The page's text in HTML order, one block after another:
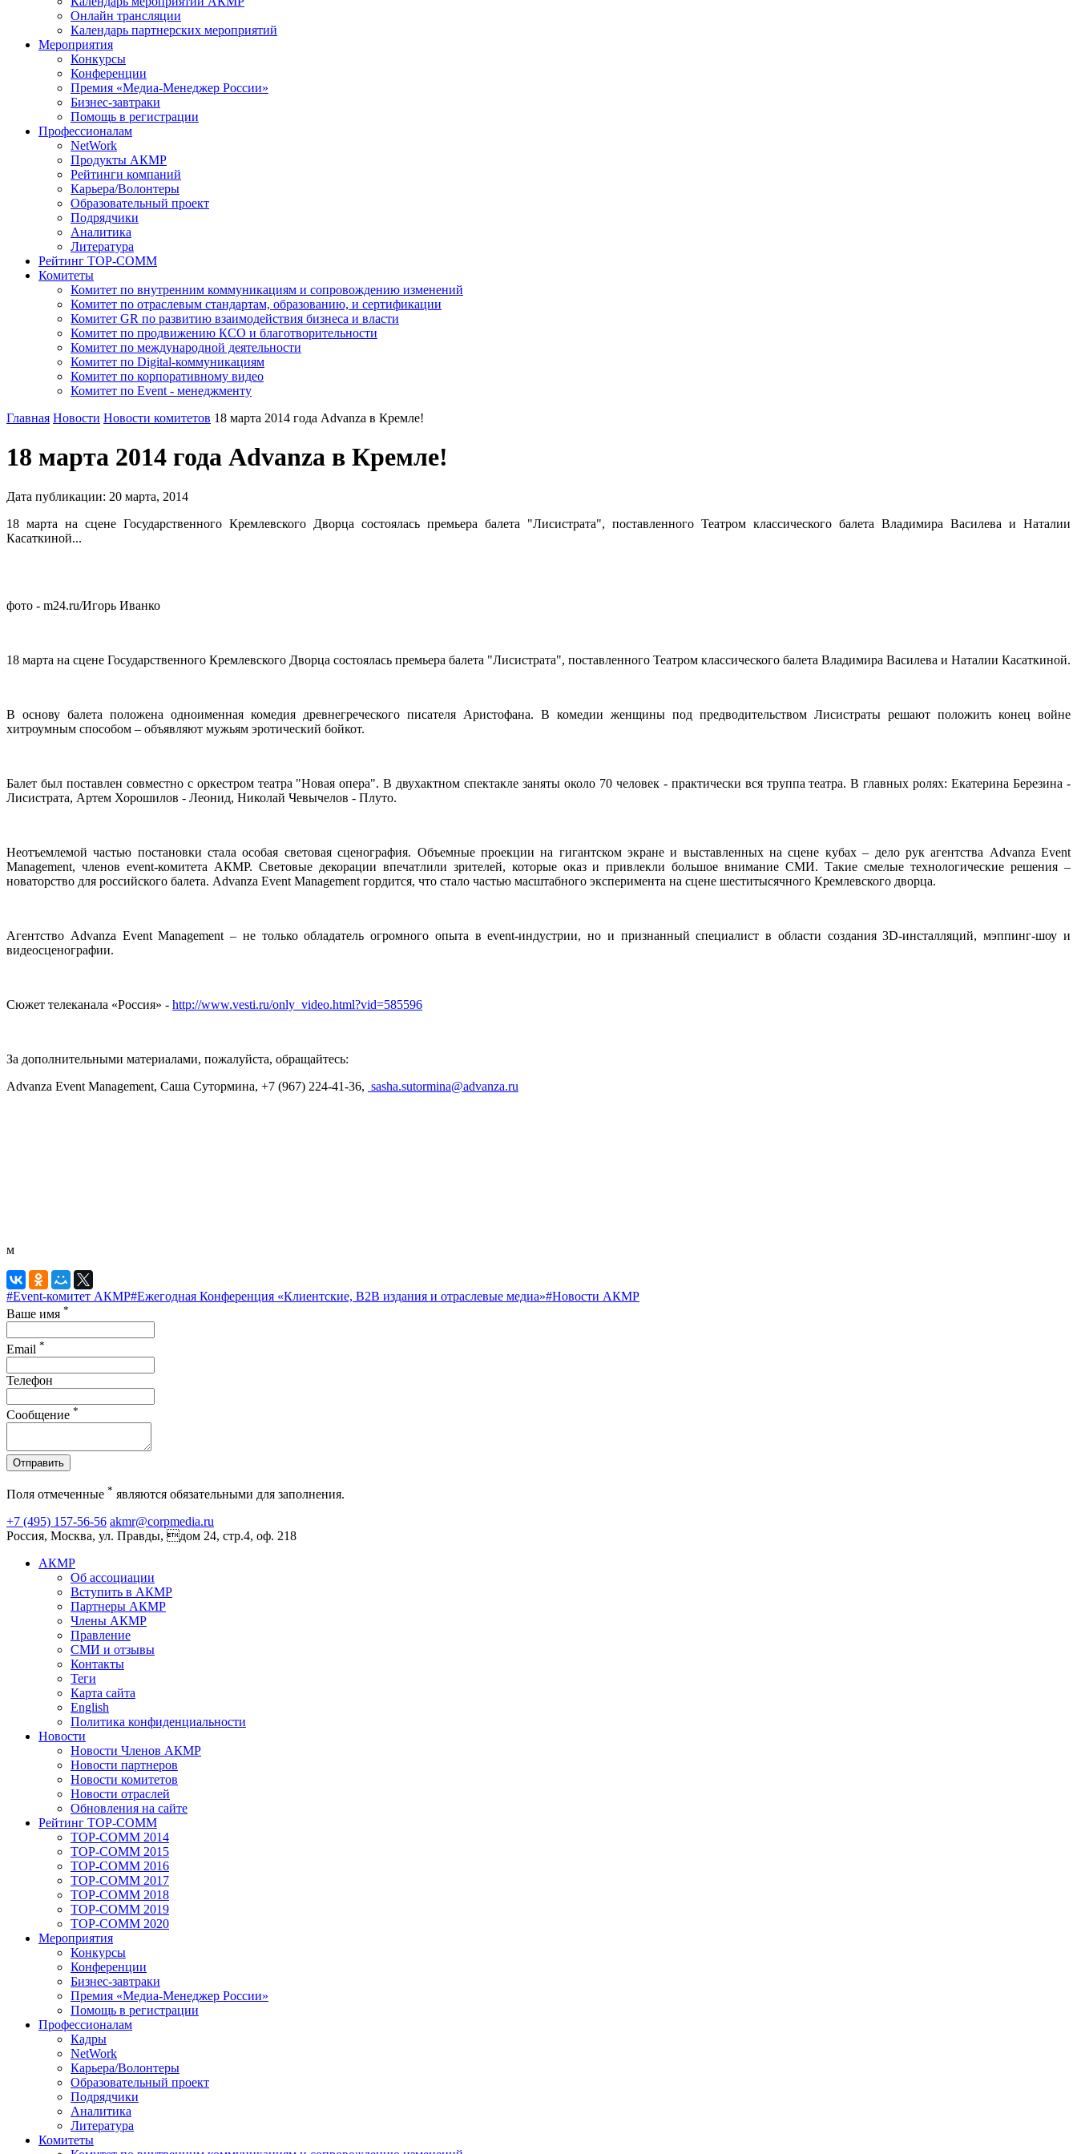
Онлайн трансляции
Календарь партнерских мероприятий
Мероприятия
Конкурсы
Конференции
Премия «Медиа-Менеджер России»
Бизнес-завтраки
Помощь в регистрации
Профессионалам
NetWork
Продукты АКМР
Рейтинги компаний
Карьера/Волонтеры
Образовательный проект
Подрядчики
Аналитика
Литература
Рейтинг TOP-COMM
Комитеты
Комитет по внутренним коммуникациям и сопровождению изменений
Комитет по отраслевым стандартам, образованию, и сертификации
Комитет GR по развитию взаимодействия бизнеса и власти
Комитет по продвижению КСО и благотворительности
Комитет по международной деятельности
Комитет по Digital-коммуникациям
Комитет по корпоративному видео
Комитет по Event - менеджменту
Главная Новости Новости комитетов 18 марта 2014 года Advanza в Кремле!
18 марта 2014 года Advanza в Кремле!
Дата публикации: 20 марта, 2014
18 марта на сцене Государственного Кремлевского Дворца состоялась премьера балета "Лисистрата", поставленного Театром классического балета Владимира Василева и Наталии
Касаткиной...
фото - m24.ru/Игорь Иванко
18 марта на сцене Государственного Кремлевского Дворца состоялась премьера балета "Лисистрата", поставленного Театром классического балета Владимира Василева и Наталии Касаткиной.
В основу балета положена одноименная комедия древнегреческого писателя Аристофана. В комедии женщины под предводительством Лисистраты решают положить конец войне
хитроумным способом – объявляют мужьям эротический бойкот.
Балет был поставлен совместно с оркестром театра "Новая опера". В двухактном спектакле заняты около 70 человек - практически вся труппа театра. В главных ролях: Екатерина Березина -
Лисистрата, Артем Хорошилов - Леонид, Николай Чевычелов - Плуто.
Неотъемлемой частью постановки стала особая световая сценография. Объемные проекции на гигантском экране и выставленных на сцене кубах – дело рук агентства Advanza Event
Management, членов event-комитета АКМР. Cветовые декорации впечатлили зрителей, которые оказ и привлекли большое внимание СМИ. Такие смелые технологические решения –
новаторство для российского балета. Advanza Event Management гордится, что стало частью масштабного эксперимента на сцене шеститысячного Кремлевского дворца.
Агентство Advanza Event Management – не только обладатель огромного опыта в event-индустрии, но и признанный специалист в области создания 3D-инсталляций, мэппинг-шоу и
видеосценографии.
Сюжет телеканала «Россия» - http://www.vesti.ru/only_video.html?vid=585596
За дополнительными материалами, пожалуйста, обращайтесь:
Advanza Event Management, Саша Сутормина, +7 (967) 224-41-36, sasha.sutormina@advanza.ru
м
#Event-комитет АКМР#Ежегодная Конференция «Клиентские, В2В издания и отраслевые медиа»#Новости АКМР
Ваше имя *
Email *
Телефон
Сообщение *
Отправить
Поля отмеченные * являются обязательными для заполнения.
+7 (495) 157-56-56 akmr@corpmedia.ru
Россия, Москва, ул. Правды, дом 24, стр.4, оф. 218
АКМР
Об ассоциации
Вступить в АКМР
Партнеры АКМР
Члены АКМР
Правление
СМИ и отзывы
Контакты
Теги
Карта сайта
English
Политика конфиденциальности
Новости
Новости Членов АКМР
Новости партнеров
Новости комитетов
Новости отраслей
Обновления на сайте
Рейтинг TOP-COMM
TOP-COMM 2014
TOP-COMM 2015
TOP-COMM 2016
TOP-COMM 2017
TOP-COMM 2018
TOP-COMM 2019
TOP-COMM 2020
Мероприятия
Конкурсы
Конференции
Бизнес-завтраки
Премия «Медиа-Менеджер России»
Помощь в регистрации
Профессионалам
Кадры
NetWork
Карьера/Волонтеры
Образовательный проект
Подрядчики
Аналитика
Литература
Комитеты